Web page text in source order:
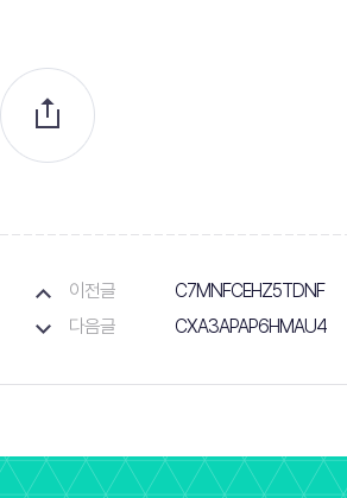
이전글
C7MNFCEHZ5TDNF
다음글
CXA3APAP6HMAU4